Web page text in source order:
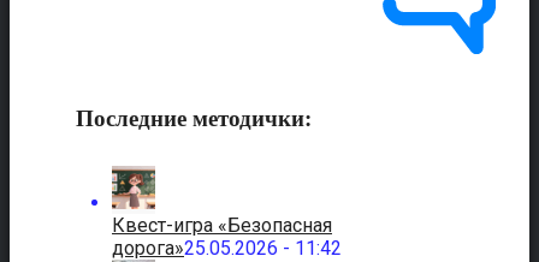
Последние методички:
Квест-игра «Безопасная
дорога»25.05.2026 - 11:42